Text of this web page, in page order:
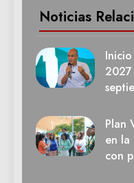
Noticias
Plan
en la
con